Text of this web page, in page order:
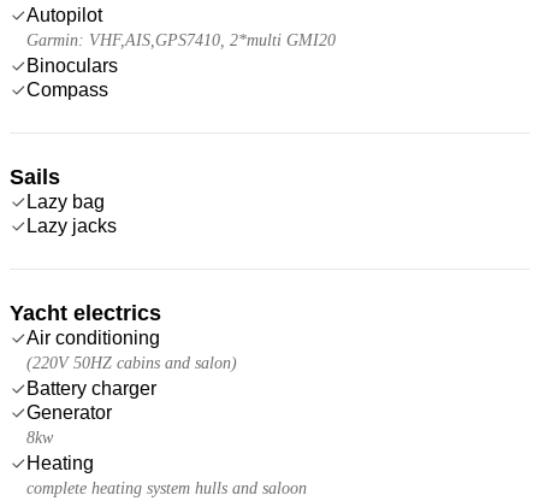
Autopilot
Garmin: VHF,AIS,GPS7410, 2*multi GMI20
Binoculars
Compass
Sails
Lazy bag
Lazy jacks
Yacht electrics
Air conditioning
(220V 50HZ cabins and salon)
Battery charger
Generator
8kw
Heating
complete heating system hulls and saloon